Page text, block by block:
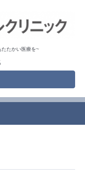
たかい医療を~